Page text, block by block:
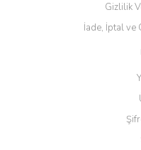
Gizlilik
İade, İptal ve